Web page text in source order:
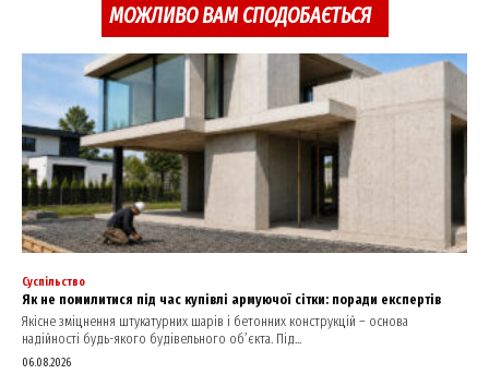
Company
Contact us
My account
МОЖЛИВО ВАМ СПОДОБАЄТЬСЯ
Суспільство
Як не помилитися під час купівлі армуючої сітки: поради експертів
Якісне зміцнення штукатурних шарів і бетонних конструкцій – основа
надійності будь-якого будівельного об’єкта. Під...
06.08.2026